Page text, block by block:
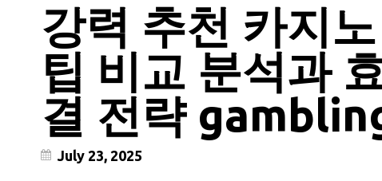
강력 추천 카지
팁 비교 분석과
결 전략
July 23, 2025